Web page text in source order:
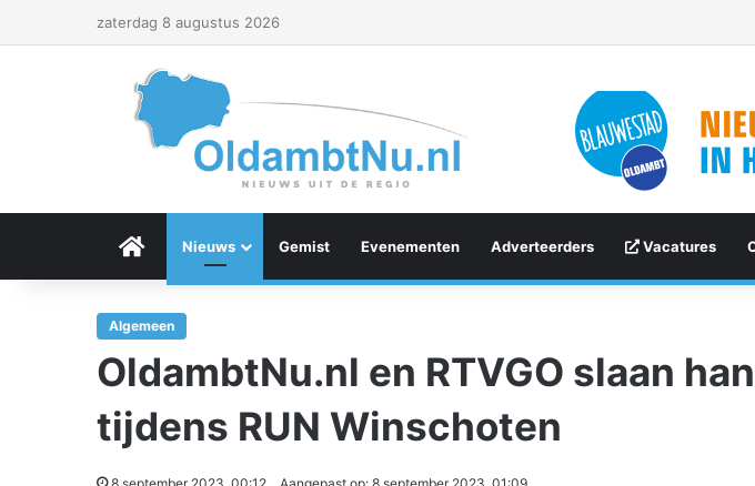
zaterdag 8 augustus 2026
Menu Item
Nieuws Gemist Evenementen Adverteerders Vacatures
Algemeen
OldambtNu.nl en RTVGO slaan
tijdens RUN Winschoten